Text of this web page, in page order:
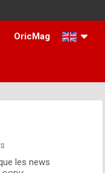
OricMag
les news